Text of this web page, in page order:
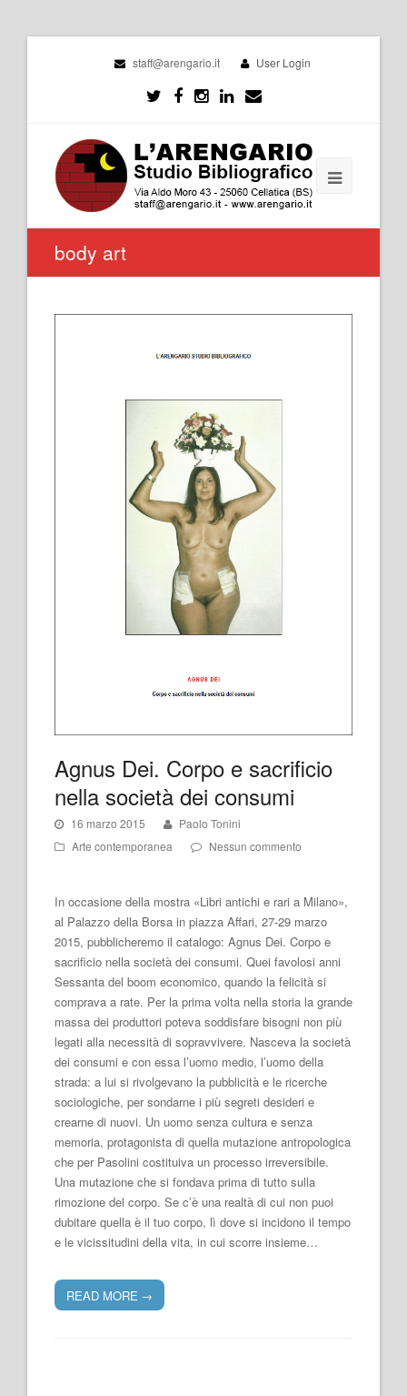
staff@arengario.it User Login
body art
Agnus Dei. Corpo e sacrificio
nella società dei consumi
16 marzo 2015
Paolo Tonini
Arte contemporanea
Nessun commento
In occasione della mostra «Libri antichi e rari a Milano»,
al Palazzo della Borsa in piazza Affari, 27-29 marzo
2015, pubblicheremo il catalogo: Agnus Dei. Corpo e
sacrificio nella società dei consumi. Quei favolosi anni
Sessanta del boom economico, quando la felicità si
comprava a rate. Per la prima volta nella storia la grande
massa dei produttori poteva soddisfare bisogni non più
legati alla necessità di sopravvivere. Nasceva la società
dei consumi e con essa l’uomo medio, l’uomo della
strada: a lui si rivolgevano la pubblicità e le ricerche
sociologiche, per sondarne i più segreti desideri e
crearne di nuovi. Un uomo senza cultura e senza
memoria, protagonista di quella mutazione antropologica
che per Pasolini costituiva un processo irreversibile.
Una mutazione che si fondava prima di tutto sulla
rimozione del corpo. Se c’è una realtà di cui non puoi
dubitare quella è il tuo corpo, lì dove si incidono il tempo
e le vicissitudini della vita, in cui scorre insieme…
READ MORE →